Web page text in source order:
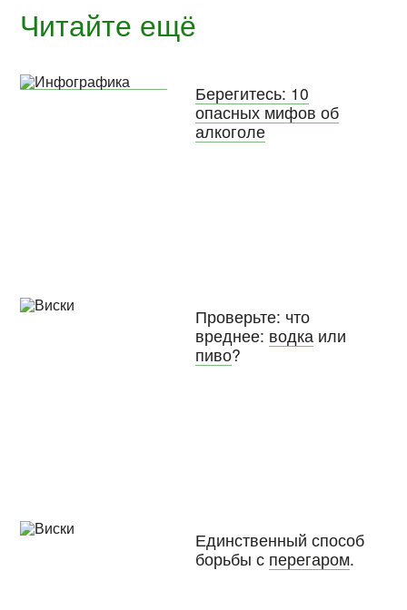
Читайте ещё
Берегитесь: 10
опасных мифов об
алкоголе
Проверьте: что
вреднее: водкаили
пиво?
Единственный способ
борьбы с перегаром.